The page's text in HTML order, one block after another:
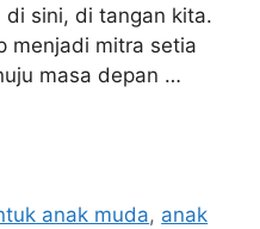
sini, di tangan kita.
menjadi mitra setia
masa depan …
anak muda, anak